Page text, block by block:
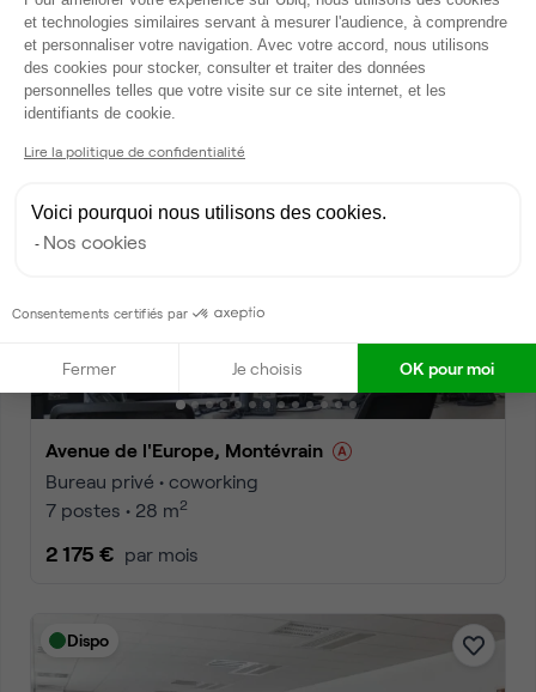
Avenue de l'Europe, Montévrain
Bureau privé • coworking
6 postes • 24 m
Dispo
Avenue de l'Europe, Montévrain
Bureau privé • coworking
7 postes • 28 m2
2 175 € par mois
Dispo
et technologies similaires servant à mesurer l'audience, à comprendre
et personnaliser votre navigation. Avec votre accord, nous utilisons
des cookies pour stocker, consulter et traiter des données
personnelles telles que votre visite sur ce site internet, et les
identifiants de cookie.
Lire la politique de confidentialité
Voici pourquoi nous utilisons des cookies.
Nos cookies
Consentements certifiés par
Fermer Je choisis OK pour moi